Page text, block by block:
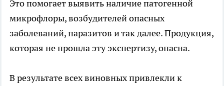
Это помогает выявить наличие патогенной
микрофлоры, возбудителей опасных
заболеваний, паразитов и так далее. Продукция,
которая не прошла эту экспертизу, опасна.
В результате всех виновных привлекли к